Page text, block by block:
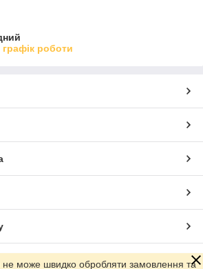
роботи
Prom.ua
не може швидко обробляти замовлення та